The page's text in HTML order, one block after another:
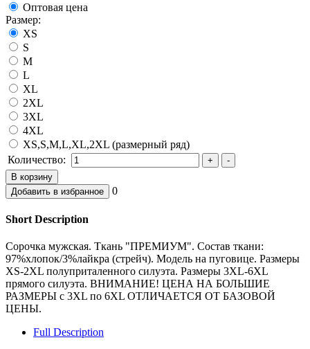
Оптовая цена
Размер:
XS
S
M
L
XL
2XL
3XL
4XL
XS,S,M,L,XL,2XL (размерный ряд)
Количество:
0
Short Description
Сорочка мужская. Ткань "ПРЕМИУМ". Состав ткани:
97%хлопок/3%лайкра (стрейч). Модель на пуговице. Размеры
XS-2XL полуприталенного силуэта. Размеры 3XL-6XL
прямого силуэта. ВНИМАНИЕ! ЦЕНА НА БОЛЬШИЕ
РАЗМЕРЫ с 3XL по 6XL ОТЛИЧАЕТСЯ ОТ БАЗОВОЙ
ЦЕНЫ.
Full Description